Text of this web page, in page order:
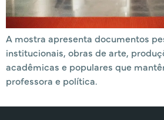
A mostra apresenta documentos
institucionais, obras de arte,
acadêmicas e populares que
professora e política.